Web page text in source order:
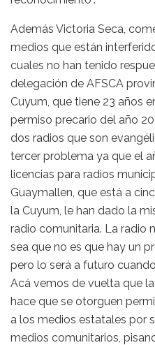
Además Victoria Seca,
medios que están
cuales no han tenido
delegación de AFSCA
Cuyum, que tiene 23 años
permiso precario del año
dos radios que son
tercer problema ya que el
licencias para radios
Guaymallen, que está a
la Cuyum, le han dado la
radio comunitaria. La radio
sea que no es que hay un
pero lo será a futuro
Acá vemos de vuelta que
hace que se otorguen
a los medios estatales por
medios comunitarios,